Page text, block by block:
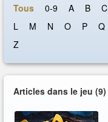
Tous 0-9 A B C
L
M N O P Q
Z
Articles dans le jeu(9)